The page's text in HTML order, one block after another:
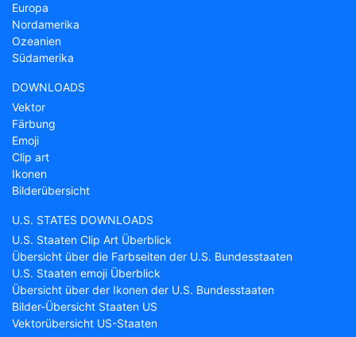
Europa
Nordamerika
Ozeanien
Südamerika
DOWNLOADS
Vektor
Färbung
Emoji
Clip art
Ikonen
Bilderübersicht
U.S. STATES DOWNLOADS
U.S. Staaten Clip Art Überblick
Übersicht über die Farbseiten der U.S. Bundesstaaten
U.S. Staaten emoji Überblick
Übersicht über der Ikonen der U.S. Bundesstaaten
Bilder-Übersicht Staaten US
Vektorübersicht US-Staaten